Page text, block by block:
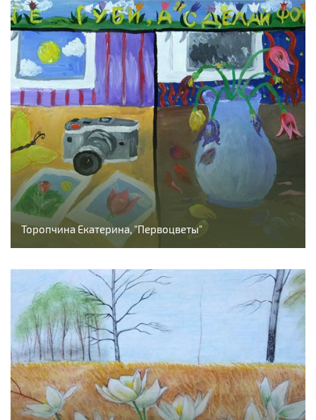
Торопчина Екатерина, "Первоцветы"